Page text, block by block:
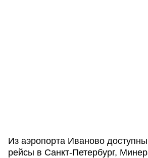
Из аэропорта Иваново
рейсы в Санкт-Петербург,